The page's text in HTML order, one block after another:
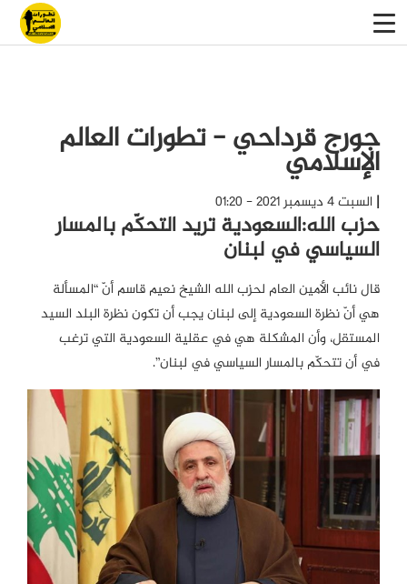
جورج قرداحي - تطورات العالم
الإسلامي
السبت 4 ديسمبر 2021 - 01:20
حزب الله:السعودية تريد التحكّم بالمسار
السياسي في لبنان
قال نائب الأمين العام لحزب الله الشيخ نعيم قاسم أنّ “المسألة
هي أنّ نظرة السعودية إلى لبنان يجب أن تكون نظرة البلد السيد
المستقل، وأن المشكلة هي في عقلية السعودية التي ترغب
في أن تتحكّم بالمسار السياسي في لبنان”.